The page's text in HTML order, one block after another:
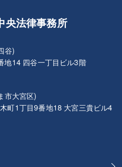
央法律事務所
谷)
地14 四谷一丁目ビル3階
市大宮区)
町1丁目9番地18 大宮三貴ビル4